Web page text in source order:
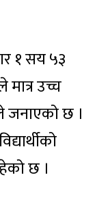
१ सय ५३
मात्र उच्च
जनाएको छ ।
छ ।